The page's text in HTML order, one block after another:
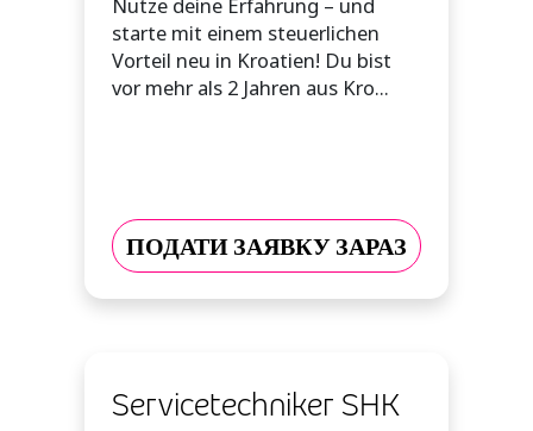
Kroatien - 100%
remote
Nutze deine Erfahrung – und
starte mit einem steuerlichen
Vorteil neu in Kroatien! Du bist
vor mehr als 2 Jahren aus Kro...
ПОДАТИ ЗАЯВКУ ЗАРАЗ
Servicetechniker SHK